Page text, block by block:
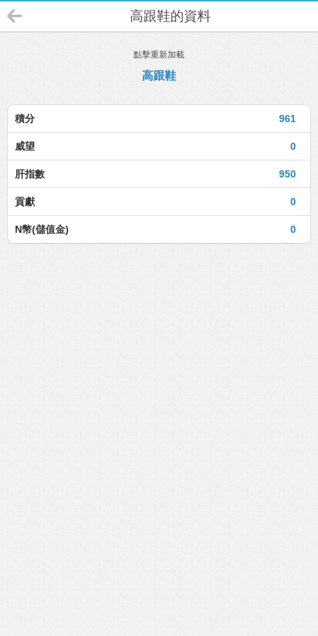
高跟鞋的資料
點擊重新加載
高跟鞋
961
積分
0
威望
950
肝指數
0
貢獻
0
N幣(儲值金)